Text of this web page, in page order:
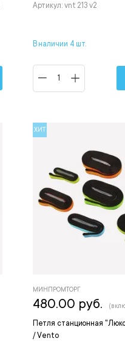
Артикул: vnt 213 v2
В наличии 4 шт.
ХИТ
Петля станционная
/ Vento
МИНПРОМТОРГ
480.00 руб.